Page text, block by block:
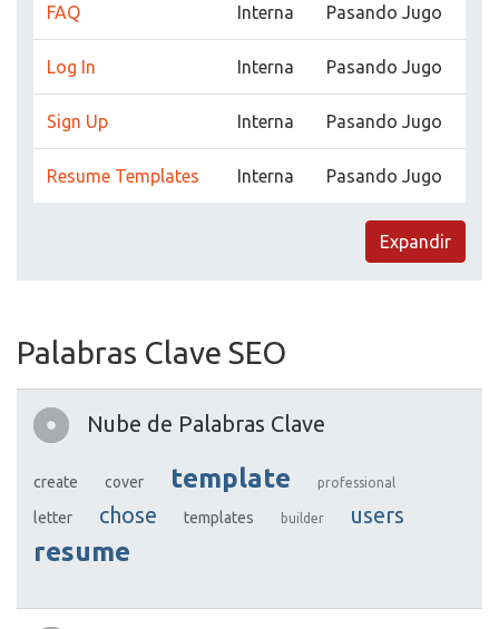
FAQ Interna Pasando Jugo
Log In Interna Pasando Jugo
Sign Up Interna Pasando Jugo
Resume Templates Interna Pasando Jugo
Expandir
Palabras Clave SEO
Nube de Palabras Clave
create cover template professional
letter chose templates builder users
resume